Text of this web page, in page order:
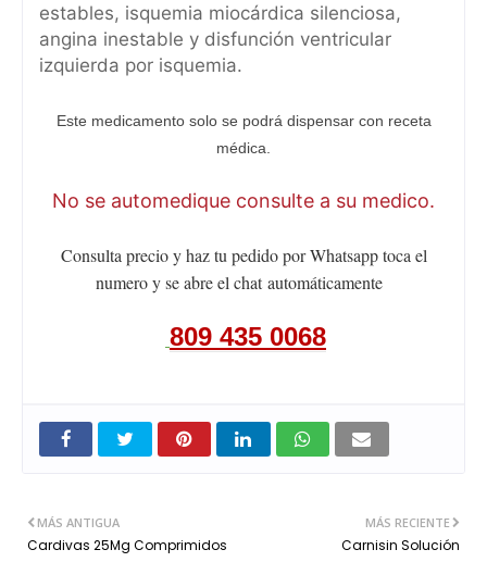
estables, isquemia miocárdica silenciosa,
angina inestable y disfunción ventricular
izquierda por isquemia.
Este medicamento solo se podrá dispensar con receta
médica.
No se automedique consulte a su medico.
Consulta precio y haz tu pedido por Whatsapp toca el
numero y se abre el chatautomáticamente
809 435 0068
MÁS RECIENTE
Carnisin Solución
MÁS ANTIGUA
Cardivas 25Mg Comprimidos